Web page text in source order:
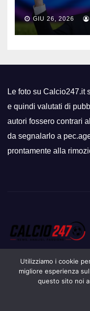
GIU 26, 2026
Le foto su Calcio247.it
e quindi valutati di
autori fossero contrari
da segnalarlo a
prontamente alla
Proudly powered by
Utilizziamo i cookie
migliore esperienza
questo sito noi